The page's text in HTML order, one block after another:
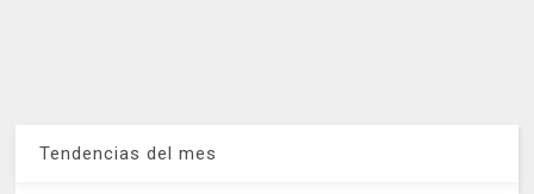
Tendencias del mes